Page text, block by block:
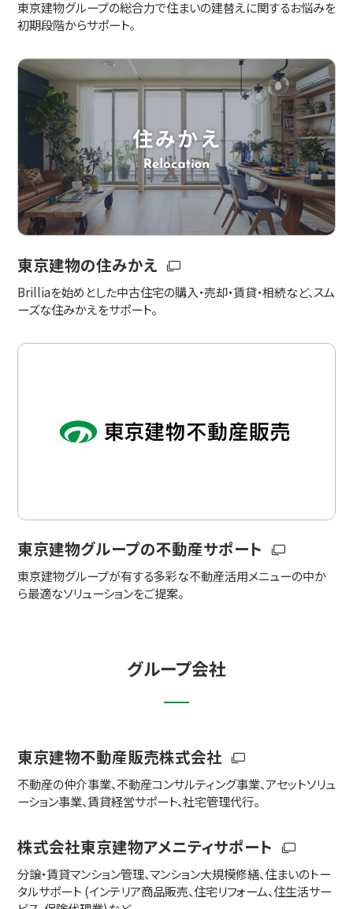
東京建物グループの総合力で住まいの建替えに関するお悩みを
初期段階からサポート。
東京建物の住みかえ
Brilliaを始めとした中古住宅の購入・売却・賃貸・相続など、スム
ーズな住みかえをサポート。
東京建物グループの不動産サポート
東京建物グループが有する多彩な不動産活用メニューの中か
ら最適なソリューションをご提案。
グループ会社
東京建物不動産販売株式会社
不動産の仲介事業、不動産コンサルティング事業、アセットソリュ
ーション事業、賃貸経営サポート、社宅管理代行。
株式会社東京建物アメニティサポート
分譲・賃貸マンション管理、マンション大規模修繕、住まいのトー
タルサポート (インテリア商品販売、住宅リフォーム、住生活サー